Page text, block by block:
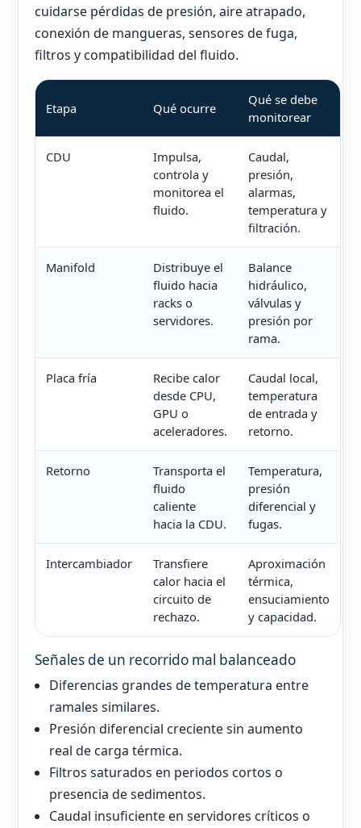
cuidarse pérdidas de presión, aire atrapado,
conexión de mangueras, sensores de fuga,
filtros y compatibilidad del fluido.
Etapa Qué ocurre
Qué se debe
monitorear
CDU
Impulsa,
controla y
monitorea el
fluido.
Caudal,
presión,
alarmas,
temperatura y
filtración.
Manifold
Distribuye el
fluido hacia
racks o
servidores.
Balance
hidráulico,
válvulas y
presión por
rama.
Placa fría
Recibe calor
desde CPU,
GPU o
aceleradores.
Caudal local,
temperatura
de entrada y
retorno.
Retorno
Transporta el
fluido
caliente
hacia la CDU.
Temperatura,
presión
diferencial y
fugas.
Intercambiador
Transfiere
calor hacia el
circuito de
rechazo.
Aproximación
térmica,
ensuciamiento
y capacidad.
Señales de un recorrido mal balanceado
Diferencias grandes de temperatura entre
ramales similares.
Presión diferencial creciente sin aumento
real de carga térmica.
Filtros saturados en periodos cortos o
presencia de sedimentos.
Caudal insuficiente en servidores críticos o